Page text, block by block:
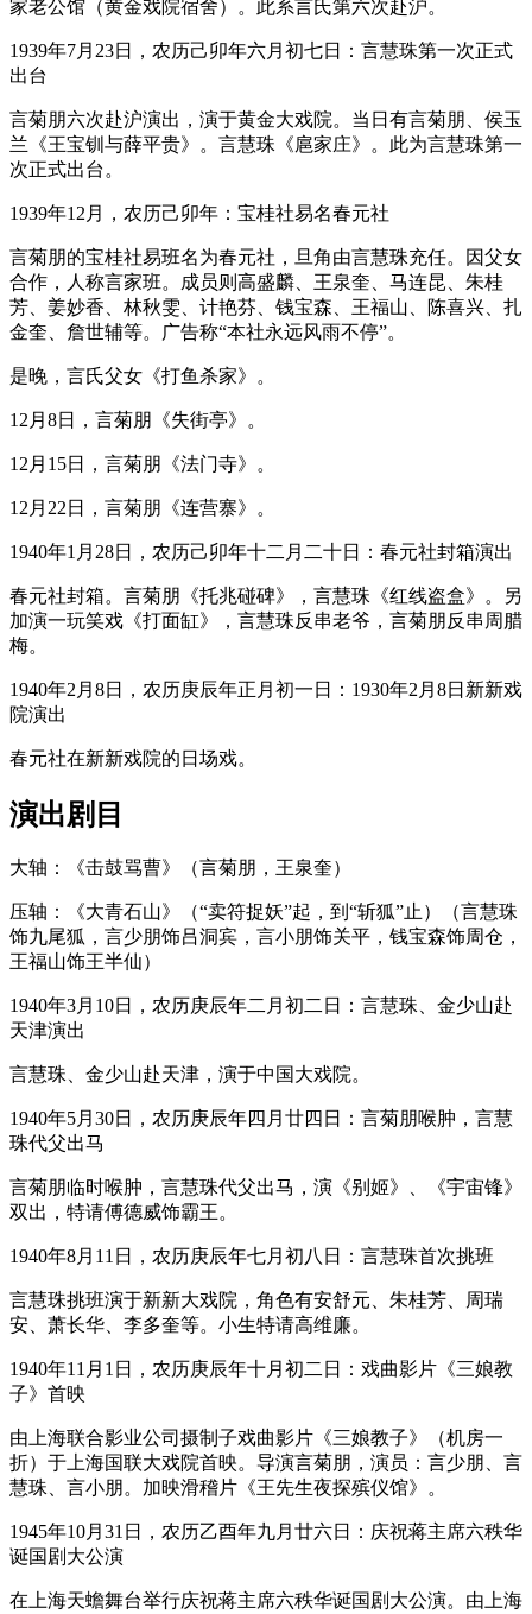
家老公馆（黄金戏院宿舍）。此系言氏第六次赴沪。
1939年7月23日，农历己卯年六月初七日：言慧珠第一次正式
出台
言菊朋六次赴沪演出，演于黄金大戏院。当日有言菊朋、侯玉
兰《王宝钏与薛平贵》。言慧珠《扈家庄》。此为言慧珠第一
次正式出台。
1939年12月，农历己卯年：宝桂社易名春元社
言菊朋的宝桂社易班名为春元社，旦角由言慧珠充任。因父女
合作，人称言家班。成员则高盛麟、王泉奎、马连昆、朱桂
芳、姜妙香、林秋雯、计艳芬、钱宝森、王福山、陈喜兴、扎
金奎、詹世辅等。广告称“本社永远风雨不停”。
是晚，言氏父女《打鱼杀家》。
12月8日，言菊朋《失街亭》。
12月15日，言菊朋《法门寺》。
12月22日，言菊朋《连营寨》。
1940年1月28日，农历己卯年十二月二十日：春元社封箱演出
春元社封箱。言菊朋《托兆碰碑》，言慧珠《红线盗盒》。另
加演一玩笑戏《打面缸》，言慧珠反串老爷，言菊朋反串周腊
梅。
1940年2月8日，农历庚辰年正月初一日：1930年2月8日新新戏
院演出
春元社在新新戏院的日场戏。
演出剧目
大轴：《击鼓骂曹》（言菊朋，王泉奎）
压轴：《大青石山》（“卖符捉妖”起，到“斩狐”止）（言慧珠
饰九尾狐，言少朋饰吕洞宾，言小朋饰关平，钱宝森饰周仓，
王福山饰王半仙）
1940年3月10日，农历庚辰年二月初二日：言慧珠、金少山赴
天津演出
言慧珠、金少山赴天津，演于中国大戏院。
1940年5月30日，农历庚辰年四月廿四日：言菊朋喉肿，言慧
珠代父出马
言菊朋临时喉肿，言慧珠代父出马，演《别姬》、《宇宙锋》
双出，特请傅德威饰霸王。
1940年8月11日，农历庚辰年七月初八日：言慧珠首次挑班
言慧珠挑班演于新新大戏院，角色有安舒元、朱桂芳、周瑞
安、萧长华、李多奎等。小生特请高维廉。
1940年11月1日，农历庚辰年十月初二日：戏曲影片《三娘教
子》首映
由上海联合影业公司摄制子戏曲影片《三娘教子》（机房一
折）于上海国联大戏院首映。导演言菊朋，演员：言少朋、言
慧珠、言小朋。加映滑稽片《王先生夜探殡仪馆》。
1945年10月31日，农历乙酉年九月廿六日：庆祝蒋主席六秩华
诞国剧大公演
在上海天蟾舞台举行庆祝蒋主席六秩华诞国剧大公演。由上海